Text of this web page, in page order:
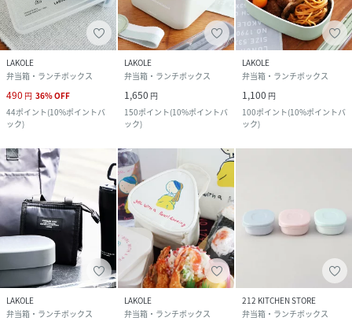
LAKOLE
弁当箱・ランチボックス
490 円 36%OFF
44ポイント(10%ポイントバ
ック)
LAKOLE
弁当箱・ランチボックス
1,650 円
150ポイント(10%ポイントバ
ック)
LAKOLE
弁当箱・ランチボックス
1,100 円
100ポイント(10%ポイントバ
ック)
LAKOLE
弁当箱・ランチボックス
LAKOLE
弁当箱・ランチボックス
212 KITCHEN STORE
弁当箱・ランチボックス